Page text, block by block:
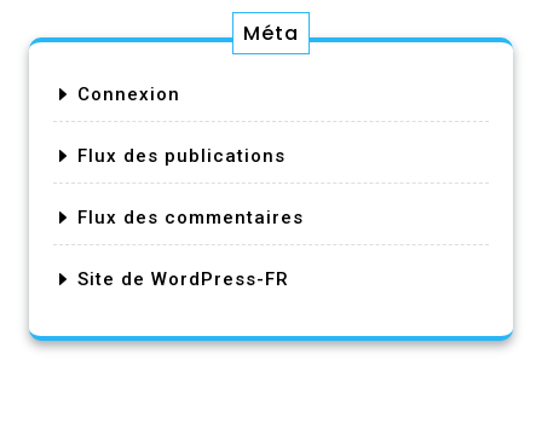
Méta
Connexion
Flux des publications
Flux des commentaires
Site de WordPress-FR